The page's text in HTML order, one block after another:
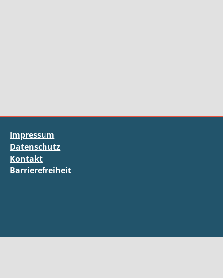
Impressum
Datenschutz
Kontakt
Barrierefreiheit